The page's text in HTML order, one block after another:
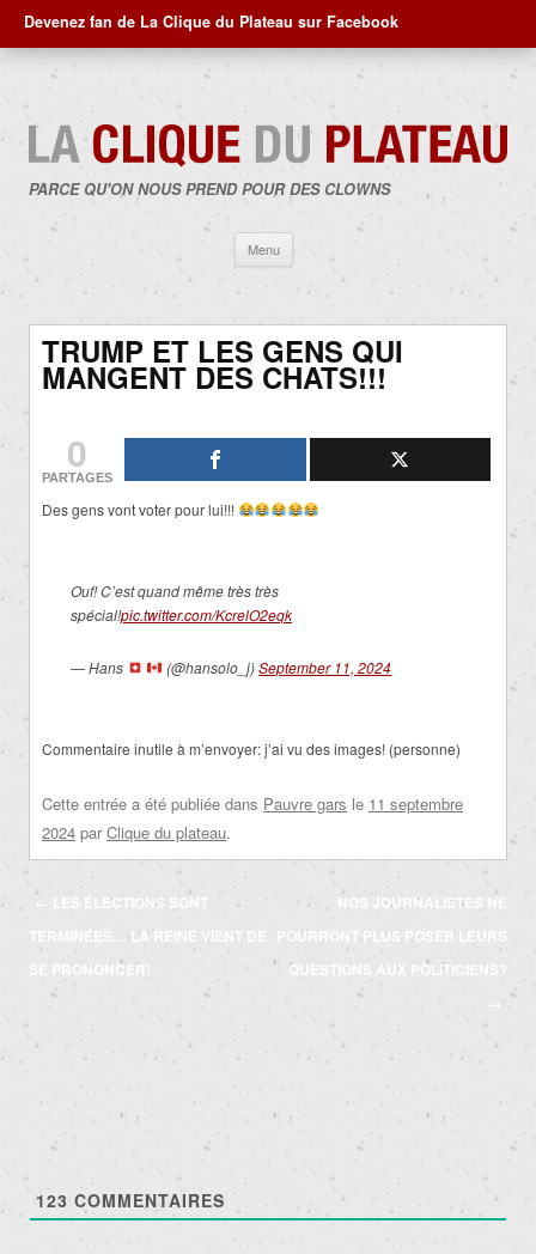
Devenez fan de La Clique du Plateau sur Facebook
PARCE QU'ON NOUS PREND POUR DES CLOWNS
Menu
contenu
TRUMP ET LES GENS QUI
MANGENT DES CHATS!!!
0
PARTAGES
Des gens vont voter pour lui!!!
Ouf! C’est quand même très très
spécial!pic.twitter.com/KcrelO2eqk
— Hans (@hansolo_j)September 11, 2024
Commentaire inutile à m’envoyer: j’ai vu des images! (personne)
Cette entrée a été publiée dans Pauvre gars le 11 septembre
2024 par Clique du plateau.
Navigation
des
articles
←
LES ÉLECTIONS SONT
TERMINÉES… LA REINE VIENT DE
SE PRONONCER!
NOS JOURNALISTES NE
POURRONT PLUS POSER LEURS
QUESTIONS AUX POLITICIENS?
123 COMMENTAIRES